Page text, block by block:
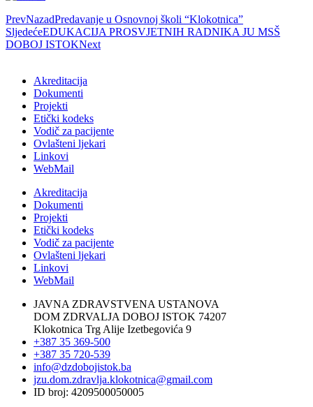
PrevNazadPredavanje u Osnovnoj školi “Klokotnica”
SljedećeEDUKACIJA PROSVJETNIH RADNIKA JU MSŠ
DOBOJ ISTOKNext
Akreditacija
Dokumenti
Projekti
Etički kodeks
Vodič za pacijente
Ovlašteni ljekari
Linkovi
WebMail
Akreditacija
Dokumenti
Projekti
Etički kodeks
Vodič za pacijente
Ovlašteni ljekari
Linkovi
WebMail
JAVNA ZDRAVSTVENA USTANOVA
DOM ZDRVALJA DOBOJ ISTOK 74207
Klokotnica Trg Alije Izetbegovića 9
+387 35 369-500
+387 35 720-539
info@dzdobojistok.ba
jzu.dom.zdravlja.klokotnica@gmail.com
ID broj: 4209500050005